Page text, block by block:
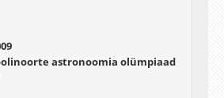
astronoomia olümpiaad